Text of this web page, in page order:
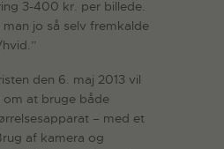
3-400 kr. per billede.
man jo så selv fremkalde
den 6. maj 2013 vil
om at bruge både
– med et
af kamera og